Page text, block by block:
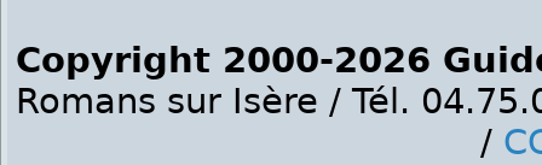
Copyright 2000-2026
Romans sur Isère / Tél.
/